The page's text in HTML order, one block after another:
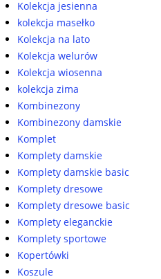
Kolekcja jesienna
kolekcja masełko
Kolekcja na lato
Kolekcja welurów
Kolekcja wiosenna
kolekcja zima
Kombinezony
Kombinezony damskie
Komplet
Komplety damskie
Komplety damskie basic
Komplety dresowe
Komplety dresowe basic
Komplety eleganckie
Komplety sportowe
Kopertówki
Koszule